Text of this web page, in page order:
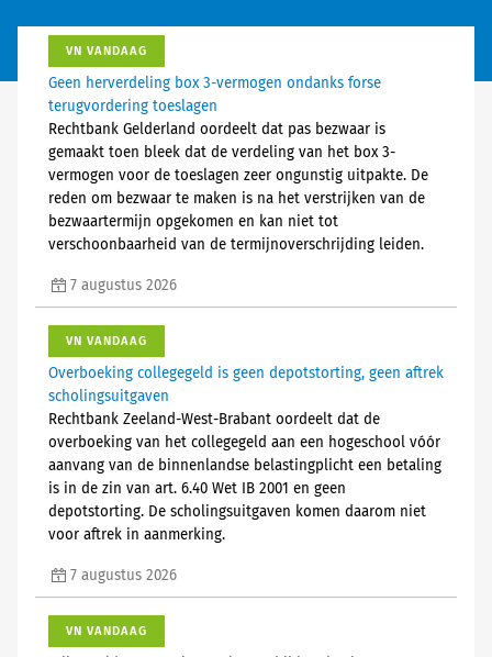
VN VANDAAG
Geen herverdeling box 3-vermogen ondanks forse
terugvordering toeslagen
Rechtbank Gelderland oordeelt dat pas bezwaar is
gemaakt toen bleek dat de verdeling van het box 3-
vermogen voor de toeslagen zeer ongunstig uitpakte. De
reden om bezwaar te maken is na het verstrijken van de
bezwaartermijn opgekomen en kan niet tot
verschoonbaarheid van de termijnoverschrijding leiden.
7 augustus 2026
VN VANDAAG
Overboeking collegegeld is geen depotstorting, geen aftrek
scholingsuitgaven
Rechtbank Zeeland-West-Brabant oordeelt dat de
overboeking van het collegegeld aan een hogeschool vóór
aanvang van de binnenlandse belastingplicht een betaling
is in de zin van art. 6.40 Wet IB 2001 en geen
depotstorting. De scholingsuitgaven komen daarom niet
voor aftrek in aanmerking.
7 augustus 2026
VN VANDAAG